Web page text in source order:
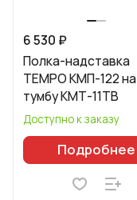
6 530 ₽
Полка-надставка
TEMPO КМП-122 на
тумбу КМТ-11ТВ
Доступно к заказу
Подробнее